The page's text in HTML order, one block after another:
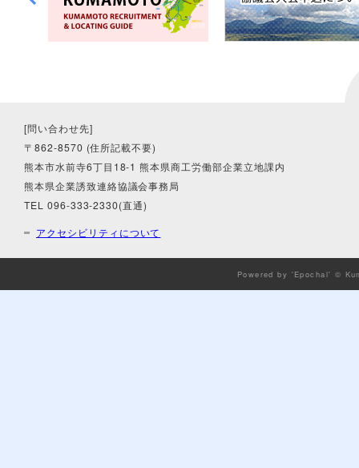
[問い合わせ先]
〒862-8570 (住所記載不要)
熊本市水前寺6丁目18-1 熊本県商工労働部企業立地課内
熊本県企業誘致連絡協議会事務局
TEL 096-333-2330(直通)
アクセシビリティについて
Powered by 'Epochal' ©